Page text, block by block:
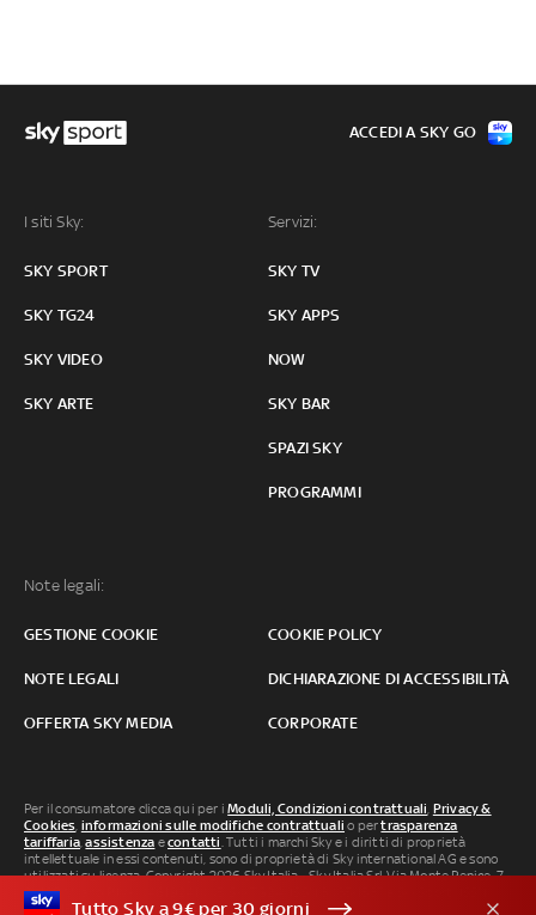
I siti Sky:
SKY SPORT
SKY TG24
SKY VIDEO
SKY ARTE
Servizi:
SKY TV
SKY APPS
NOW
SKY BAR
SPAZI SKY
PROGRAMMI
Note legali:
GESTIONE COOKIE COOKIE POLICY
NOTE LEGALI DICHIARAZIONE DI ACCESSIBILITÀ
OFFERTA SKY MEDIA CORPORATE
ACCEDI A SKY GO
Per il consumatore clicca qui per iModuli, Condizioni contrattuali Privacy &
Cookies informazioni sulle modifiche contrattuali o pertrasparenza
tariffaria ,assistenza econtatti . Tutti i marchi Sky e i diritti di proprietà
intellettuale in essi contenuti, sono di proprietà di Sky international AG e sono
utilizzati su licenza. Copyright 2026 Sky Italia - Sky Italia Srl Via Monte Penice, 7 -
20138 Milano P.IVA 04619241005. SkyTG24: ISSN 3035-1537 e SkySport: ISSN
3035-1545.Segnalazione Abusi
Tutto Sky a 9€ per 30 giorni